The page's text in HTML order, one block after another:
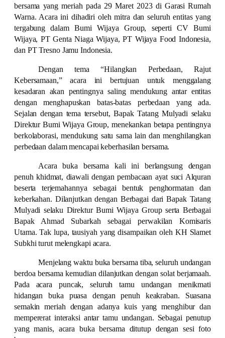
bersama yang meriah pada 29 Maret 2023 di Garasi Rumah
Warna. Acara ini dihadiri oleh mitra dan seluruh entitas yang
tergabung dalam Bumi Wijaya Group, seperti CV Bumi
Wijaya, PT Genta Niaga Wijaya, PT Wijaya Food Indonesia,
dan PT Tresno Jamu Indonesia.
Dengan tema “Hilangkan Perbedaan, Rajut
Kebersamaan,” acara ini bertujuan untuk menggalang
kesadaran akan pentingnya saling mendukung antar entitas
dengan menghapuskan batas-batas perbedaan yang ada.
Sejalan dengan tema tersebut, Bapak Tatang Mulyadi selaku
Direktur Bumi Wijaya Group, menekankan betapa pentingnya
berkolaborasi, mendukung satu sama lain dan menghilangkan
perbedaan dalam mencapai keberhasilan bersama.
Acara buka bersama kali ini berlangsung dengan
penuh khidmat, diawali dengan pembacaan ayat suci Alquran
beserta terjemahannya sebagai bentuk penghormatan dan
keberkahan. Dilanjutkan dengan Berbagai dari Bapak Tatang
Mulyadi selaku Direktur Bumi Wijaya Group serta Berbagai
Bapak Ahmad Subarkah sebagai perwakilan Komisaris
Utama. Tak lupa, tausiyah yang disampaikan oleh KH Slamet
Subkhi turut melengkapi acara.
Menjelang waktu buka bersama tiba, seluruh undangan
berdoa bersama kemudian dilanjutkan dengan solat berjamaah.
Pada acara puncak, seluruh tamu undangan menikmati
hidangan buka puasa dengan penuh keakraban. Suasana
semakin meriah dengan adanya kuis yang menghibur dan
mempererat interaksi antar tamu undangan. Sebagai penutup
yang manis, acara buka bersama ditutup dengan sesi foto